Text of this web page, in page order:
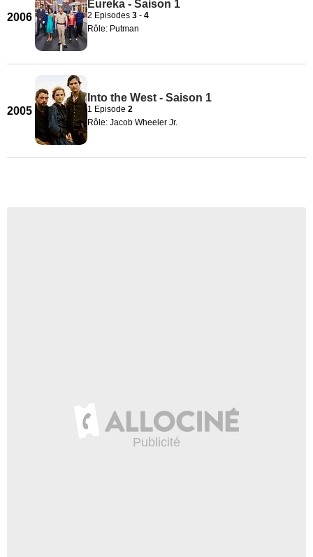
2006
Eureka - Saison 1
2 Episodes 3 - 4
Rôle: Putman
2005
Into the West - Saison 1
1 Episode 2
Rôle: Jacob Wheeler Jr.